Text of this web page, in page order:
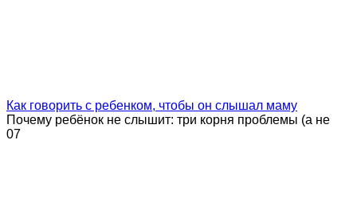
Как говорить с ребенком, чтобы он слышал маму
Почему ребёнок не слышит: три корня проблемы (а не
07